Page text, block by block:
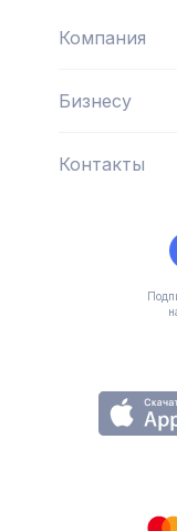
Компания
Бизнесу
Контакты